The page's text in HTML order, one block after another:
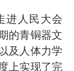
进人民大会
的青铜器文
及人体力学
上实现了完